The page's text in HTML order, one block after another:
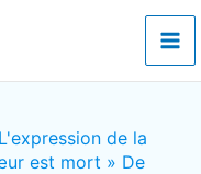
L'expression de la
est mort » De